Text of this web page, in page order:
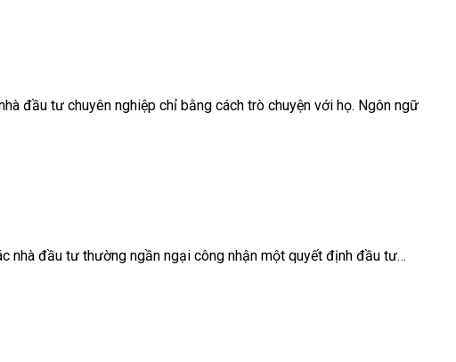
đầu tư chuyên nghiệp chỉ bằng cách trò chuyện với họ. Ngôn ngữ
nhà đầu tư thường ngần ngại công nhận một quyết định đầu tư…